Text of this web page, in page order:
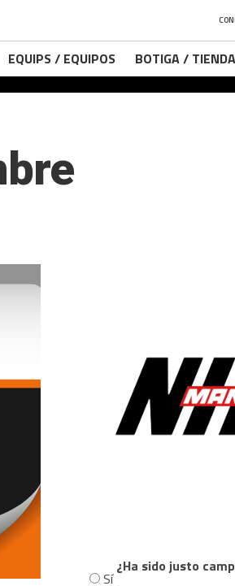
EQUIPS / EQUIPOS BOTIGA / TIENDA
¿Ha sido justo
Sí